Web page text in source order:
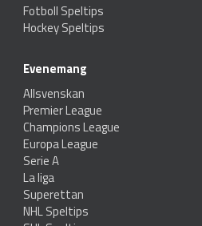
Fotboll Speltips
Hockey Speltips
Evenemang
Allsvenskan
Premier League
Champions League
Europa League
Serie A
La liga
Superettan
NHL Speltips